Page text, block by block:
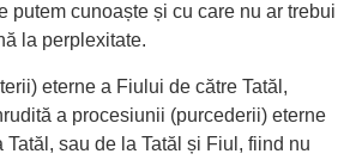
putem cunoaște și cu care nu ar trebui
la perplexitate.
eterne a Fiului de către Tatăl,
a procesiunii (purcederii) eterne
sau de la Tatăl și Fiul, fiind nu